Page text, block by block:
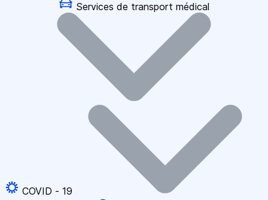
Services de transport médical
COVID - 19